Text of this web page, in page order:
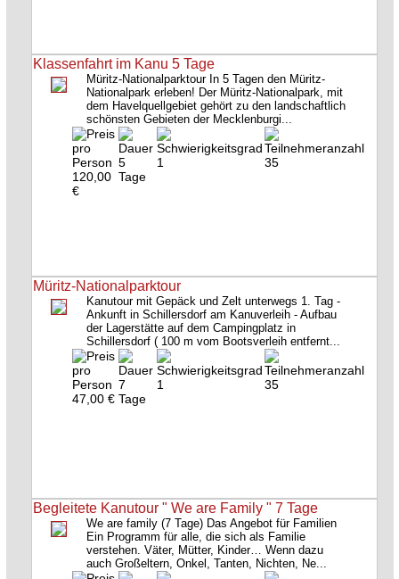
Klassenfahrt im Kanu 5 Tage
Müritz-Nationalparktour In 5 Tagen den Müritz-
Nationalpark erleben! Der Müritz-Nationalpark, mit
dem Havelquellgebiet gehört zu den landschaftlich
schönsten Gebieten der Mecklenburgi...
120,00
€
5
Tage
1 35
Müritz-Nationalparktour
Kanutour mit Gepäck und Zelt unterwegs 1. Tag -
Ankunft in Schillersdorf am Kanuverleih - Aufbau
der Lagerstätte auf dem Campingplatz in
Schillersdorf ( 100 m vom Bootsverleih entfernt...
47,00 €
7
Tage
1 35
Begleitete Kanutour " We are Family " 7 Tage
We are family (7 Tage) Das Angebot für Familien
Ein Programm für alle, die sich als Familie
verstehen. Väter, Mütter, Kinder… Wenn dazu
auch Großeltern, Onkel, Tanten, Nichten, Ne...